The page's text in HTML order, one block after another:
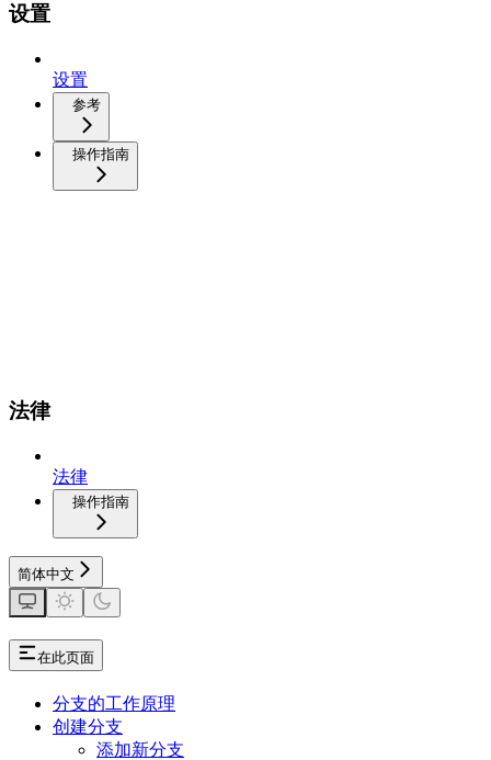
设置
设置
参考
操作指南
法律
法律
操作指南
简体中文
在此页面
分支的工作原理
创建分支
添加新分支